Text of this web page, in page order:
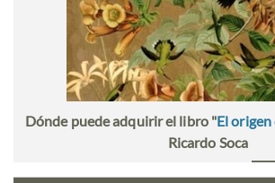
Dónde puede adquirir el libro "El origen
Ricardo Soca